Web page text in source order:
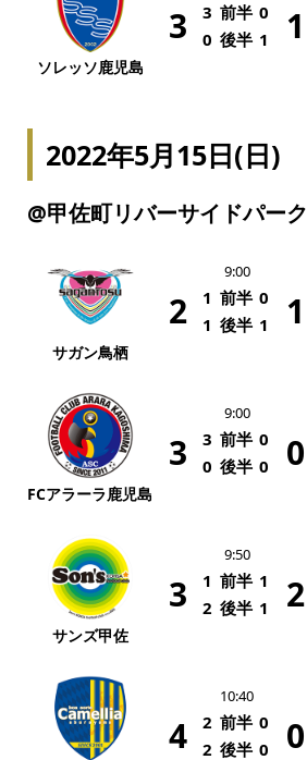
ソレッソ鹿児島
3 3 前半 0 1
0 後半 1
2022年5月15日(日)
@甲佐町リバーサイドパーク
サガン鳥栖
9:00
2 1 前半 0 1
1 後半 1
FCアラーラ鹿児島
9:00
3 3 前半 0 0
0 後半 0
サンズ甲佐
9:50
3 1 前半 1 2
2 後半 1
10:40
4 2 前半 0 0
2 後半 0